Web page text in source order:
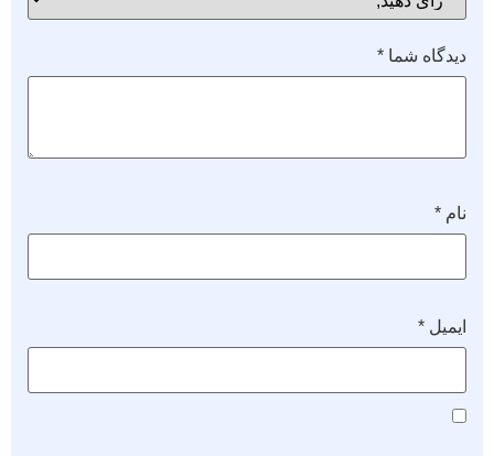
دیدگاه شما *
نام *
ایمیل *